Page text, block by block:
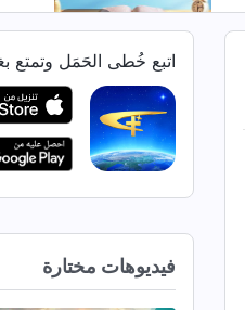
7:12
كلمات
الحياة |
الحياة |
كلمات
اتبع خُطى الحَمَل وتمتع
فيديوهات مختارة